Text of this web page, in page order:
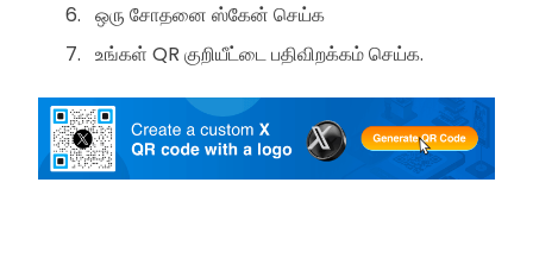
ஒரு சோதனை ஸ்கேன் செய்க
உங்கள் QR குறியீட்டை பதிவிறக்கம் செய்க.